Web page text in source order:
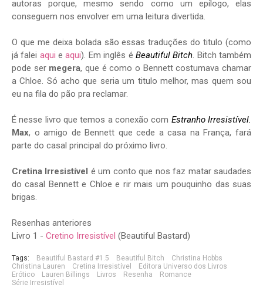
autoras porque, mesmo sendo como um epílogo, elas
conseguem nos envolver em uma leitura divertida.
O que me deixa bolada são essas traduções do titulo (como
já falei aquieaqui). Em inglês é Beautiful Bitch. Bitch também
pode ser megera, que é como o Bennett costumava chamar
a Chloe. Só acho que seria um titulo melhor, mas quem sou
eu na fila do pão pra reclamar.
É nesse livro que temos a conexão com Estranho Irresistível.
Max, o amigo de Bennett que cede a casa na França, fará
parte do casal principal do próximo livro.
Cretina Irresistível é um conto que nos faz matar saudades
do casal Bennett e Chloe e rir mais um pouquinho das suas
brigas.
Resenhas anteriores
Livro 1 - Cretino Irresistível (Beautiful Bastard)
Tags: Beautiful Bastard #1.5 Beautiful Bitch
Christina Hobbs
Christina Lauren
Cretina Irresistível
Editora Universo dos Livros
Erótico
Lauren Billings Livros Resenha
Romance
Série Irresistível